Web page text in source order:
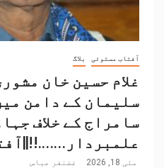
آفتاب مستوئی بلاگ
غلام حسین خان
سلیمان کے دامن
سامراج کے خلاف
مئی 18, 2026 غضنفر عباس